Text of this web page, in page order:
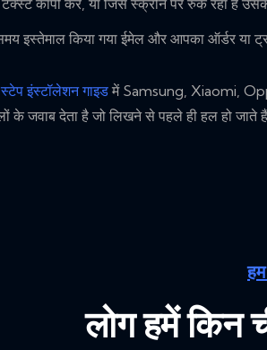
इस्तेमाल किया गया ईमेल और आपका ऑर्डर या
इंस्टॉलेशन गाइडमें Samsung, Xiaomi,
के जवाब देता है जो लिखने से पहले ही हल हो जाते
लोग हमें किन